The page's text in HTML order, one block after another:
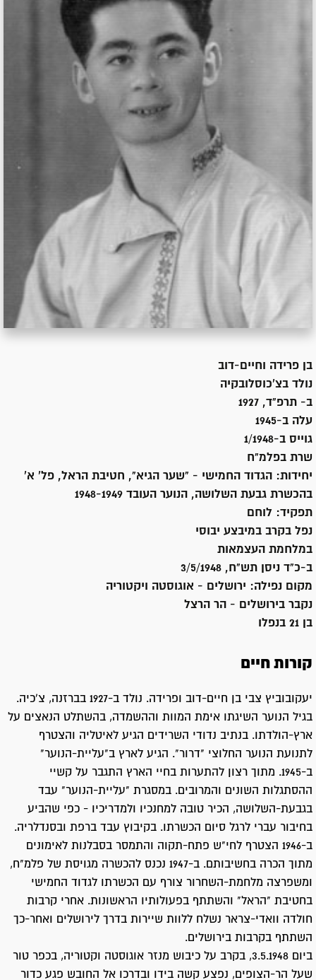
בן פרידה וחיים-דוב
נולד בצ'כוסלובקיה
ב- תרפ"ד, 1927
עלה ב-1945
גוייס ב-1/1948
שרת בפלמ"ח
יחידות: הגדוד החמישי - "שער הגיא", חטיבת הראל, פל' א'
בהכשרת גבעת השלושה, הנוער העובד 1948-1949
תפקיד: לוחם
נפל בקרב במיבצע יבוסי
במלחמת העצמאות
ב-כ"ד ניסן תש"ח, 3/5/1948
מקום נפילה: ירושלים - אוגוסטה ויקטוריה
נקבר בירושלים - הר הרצל
בן 21 בנפלו
קורות חיים
יעקובוביץ צבי בן חיים-דוב ופרידה. נולד ב-1927 בברזנה, צ'כיה.
בגיל הנוער השיגתו אימת המוות וההשמדה, בהשתלט הנאצים על
ארץ-הולדתו. בנתיב נדודי השרידים הגיע לאיטליה והצטרף
לתנועת הנוער החלוצי "דרור". הגיע לארץ ב"עליית-הנוער"
ב-1945. מתוך רצון להתערות בחיי הארץ התגבר על קשיי
ההסתגלות השונים והמרובים. במסגרת "עליית-הנוער" עבד
בגבעת-השלושה, הכיר טובה למחנכיו ולמדריכיו - כפי שהביע
בחיבור עברי לרגל סיום הכשרתו. בקיבוץ עבד ברפת ובסנדלריה.
ב-1946 הצטרף לחי"ש פתח-תקוה והתמסר בסבלנות לאימונים
מתוך הכרה בחשיבותם. ב-1947 נכנס להכשרה מגויסת של פלמ"ח,
ומשפרצה מלחמת-השחרור צורף עם הכשרתו לגדוד החמישי
בחטיבת "הראל" והשתתף בפעולותיו הראשונות. אחרי קרבות
חולדה וואדי-צראר נשלח ללוות שיירות בדרך לירושלים ואחר-כך
השתתף בקרבות בירושלים.
ביום 3.5.1948, בקרב על כיבוש מנזר אוגוסטה וקטוריה, בכפר טור
שעל הר-הצופים, נפצע קשה בידו ובדרכו אל החובש פגע כדור